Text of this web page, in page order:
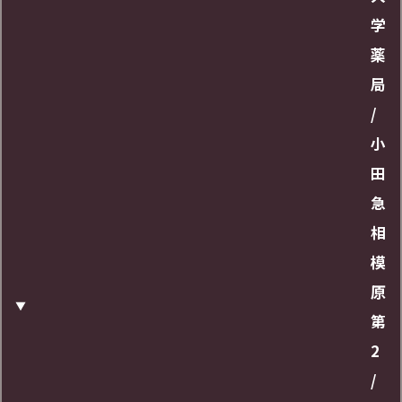
学
薬
局
/
小
田
急
相
模
原
第
2
/